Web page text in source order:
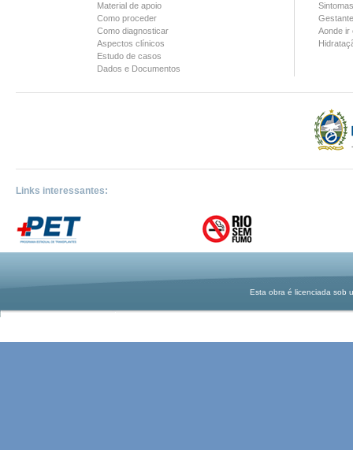
Material de apoio
Como proceder
Como diagnosticar
Aspectos clínicos
Estudo de casos
Dados e Documentos
Sintomas
Aonde ir
Links interessantes:
Esta obra é licenciada sob